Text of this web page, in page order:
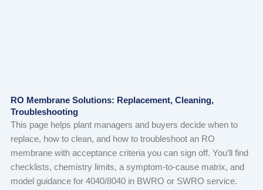
RO Membrane Solutions: Replacement, Cleaning,
Troubleshooting
This page helps plant managers and buyers decide when to
replace, how to clean, and how to troubleshoot an RO
membrane with acceptance criteria you can sign off. You’ll find
checklists, chemistry limits, a symptom-to-cause matrix, and
model guidance for 4040/8040 in BWRO or SWRO service.